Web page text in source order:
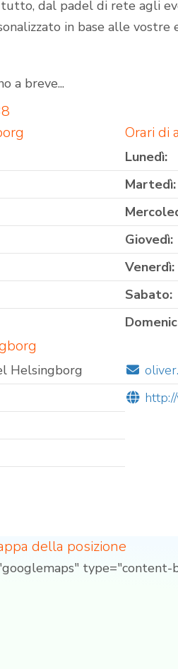
dal padel di rete agli
in base alle vostre
a breve...
Orari di
Lunedì:
Martedì:
Giovedì:
Venerdì:
Sabato:
Helsingborg
della posizione
type="content-